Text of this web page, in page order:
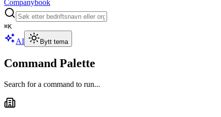
Companybook
⌘K
AI Bytt tema
Command Palette
Search for a command to run...